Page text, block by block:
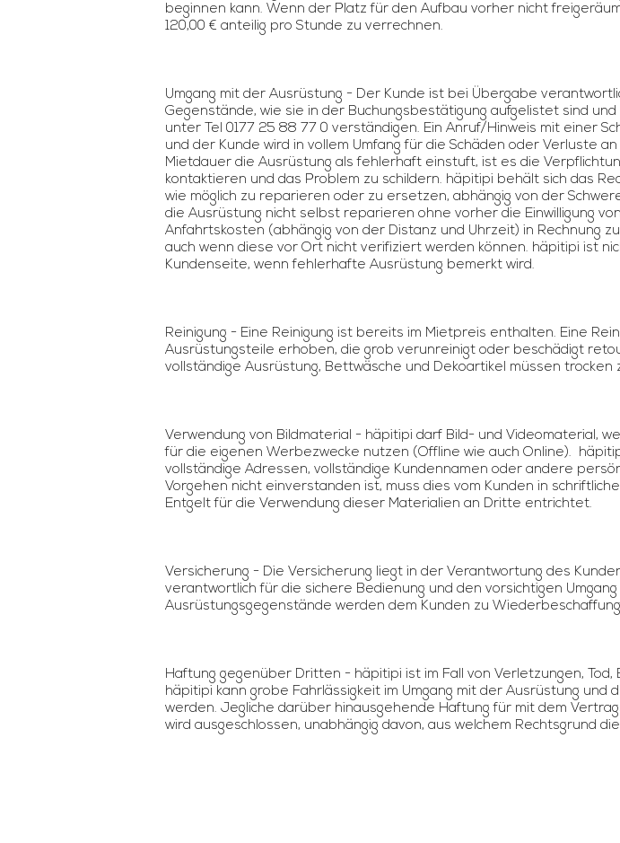
beginnen kann. Wenn der Platz für den Aufbau vorher nicht
120,00 € anteilig pro Stunde zu verrechnen.
Umgang mit der Ausrüstung - Der Kunde ist bei Übergabe
Gegenstände, wie sie in der Buchungsbestätigung aufgelistet sind
unter Tel 0177 25 88 77 0 verständigen. Ein Anruf/Hinweis mit einer
und der Kunde wird in vollem Umfang für die Schäden oder Verluste
Mietdauer die Ausrüstung als fehlerhaft einstuft, ist es die
kontaktieren und das Problem zu schildern. häpitipi behält sich das
wie möglich zu reparieren oder zu ersetzen, abhängig von der
die Ausrüstung nicht selbst reparieren ohne vorher die Einwilligung
Anfahrtskosten (abhängig von der Distanz und Uhrzeit) in Rechnung
auch wenn diese vor Ort nicht verifiziert werden können. häpitipi ist
Kundenseite, wenn fehlerhafte Ausrüstung bemerkt wird.
Reinigung - Eine Reinigung ist bereits im Mietpreis enthalten. Eine
Ausrüstungsteile erhoben, die grob verunreinigt oder beschädigt
vollständige Ausrüstung, Bettwäsche und Dekoartikel müssen trocken
Verwendung von Bildmaterial - häpitipi darf Bild- und Videomaterial,
für die eigenen Werbezwecke nutzen (Offline wie auch Online).
vollständige Adressen, vollständige Kundennamen oder andere
Vorgehen nicht einverstanden ist, muss dies vom Kunden in
Entgelt für die Verwendung dieser Materialien an Dritte entrichtet.
Versicherung - Die Versicherung liegt in der Verantwortung des
verantwortlich für die sichere Bedienung und den vorsichtigen
Ausrüstungsgegenstände werden dem Kunden zu
Haftung gegenüber Dritten - häpitipi ist im Fall von Verletzungen,
häpitipi kann grobe Fahrlässigkeit im Umgang mit der Ausrüstung
werden. Jegliche darüber hinausgehende Haftung für mit dem
wird ausgeschlossen, unabhängig davon, aus welchem Rechtsgrund